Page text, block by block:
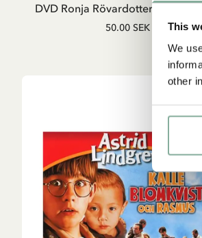
This
We
other
DVD Ronja Rövardotter Volym 1
50.00 SEK